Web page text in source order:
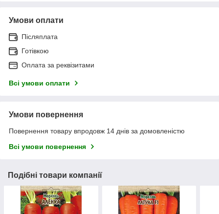
Умови оплати
Післяплата
Готівкою
Оплата за реквізитами
Всі умови оплати
Умови повернення
Повернення товару впродовж 14 днів за домовленістю
Всі умови повернення
Подібні товари компанії